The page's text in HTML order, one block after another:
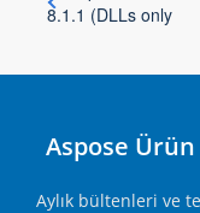
8.1.1 (DLLs only
Aspose
Aylık bültenleri ve